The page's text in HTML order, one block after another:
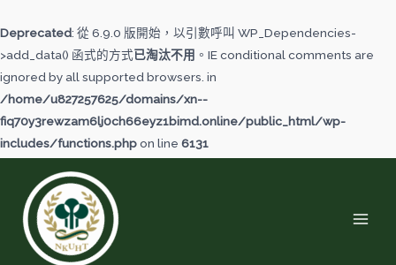
Deprecated: 從 6.9.0 版開始，以引數呼叫 WP_Dependencies-
>add_data() 函式的方式已淘汰不用 。IE conditional comments are
ignored by all supported browsers. in
/home/u827257625/domains/xn--
fiq70y3rewzam6lj0ch66eyz1bimd.online/public_html/wp-
includes/functions.phpon line 6131
至
主
要
內
容